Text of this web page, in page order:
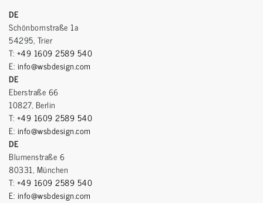
DE
Schönbornstraße 1a
54295, Trier
T: +49 1609 2589 540
E: info@wsbdesign.com
DE
Eberstraße 66
10827, Berlin
T: +49 1609 2589 540
E: info@wsbdesign.com
DE
Blumenstraße 6
80331, München
T: +49 1609 2589 540
E: info@wsbdesign.com